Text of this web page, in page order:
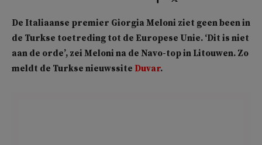
De Italiaanse premier Giorgia Meloni ziet geen been in
de Turkse toetreding tot de Europese Unie. ‘Dit is niet
aan de orde’, zei Meloni na de Navo-top in Litouwen. Zo
meldt de Turkse nieuwssite Duvar.